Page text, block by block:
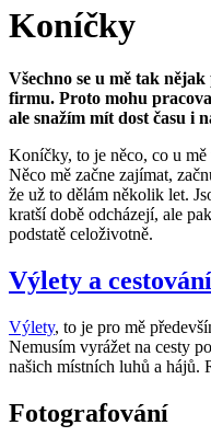
Koníčky
Všechno se u mě tak
firmu. Proto mohu
ale snažím mít dost času i
Koníčky, to je něco, co u
Něco mě začne zajímat,
že už to dělám několik let.
kratší době odcházejí, ale
podstatě celoživotně.
Výlety a cestování
Výlety, to je pro mě
Nemusím vyrážet na cesty
našich místních luhů a hájů.
Fotografování